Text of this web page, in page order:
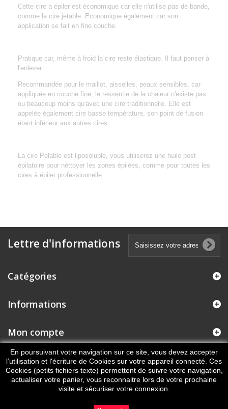
Cette cire à épiler est économique car elle n'utilise pas de bande,
comme la cire jetable. Economique également car son
application se fait en fine couche.
Pratique car, même à froid la cire reste élastique. Il faut penser à
l'enlever.
Recommandée pour le maillot, aisselles, peaux sensibles, car
appliquée en couche fine, le ressentie de la chaleur n'existe pas
ou beaucoup moins qu'avec une cire traditionnelle. Elle est
appelée également cire basse température, son point de fusion
étant inférieur aux autres cires.
La cire Pelable est liposoluble, vous utiliserez une huile post
épilatoire pour néttoyer les zones épilées, comme pour toutes les
cires à épiler professionnelle.
Lettre d'informations
Catégories
Informations
Mon compte
Informations sur votre boutique
En poursuivant votre navigation sur ce site, vous devez accepter
l’utilisation et l'écriture de Cookies sur votre appareil connecté. Ces
Cookies (petits fichiers texte) permettent de suivre votre navigation,
actualiser votre panier, vous reconnaitre lors de votre prochaine
visite et sécuriser votre connexion.